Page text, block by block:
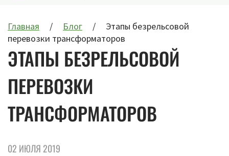
Главная Блог
Этапы безрельсовой
перевозки трансформаторов
ЭТАПЫ БЕЗРЕЛЬСОВОЙ
ПЕРЕВОЗКИ
ТРАНСФОРМАТОРОВ
02 ИЮЛЯ 2019